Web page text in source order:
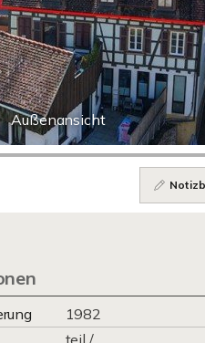
Außenansicht
1982
teil /